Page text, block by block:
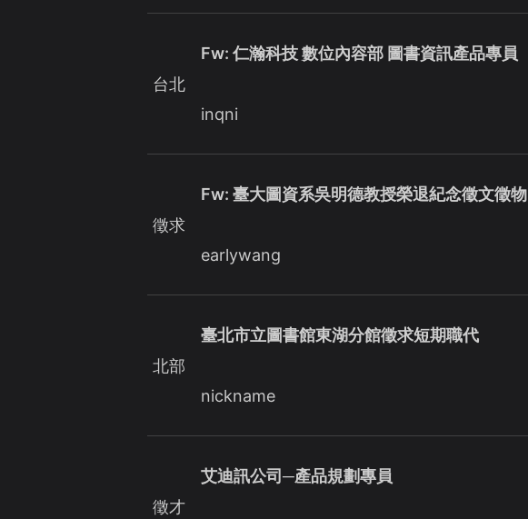
台北
Fw: 仁瀚科技 數位內容部 圖書資訊產品專員
inqni
徵求
Fw: 臺大圖資系吳明德教授榮退紀念徵文徵
earlywang
北部
臺北市立圖書館東湖分館徵求短期職代
nickname
徵才
艾迪訊公司─產品規劃專員